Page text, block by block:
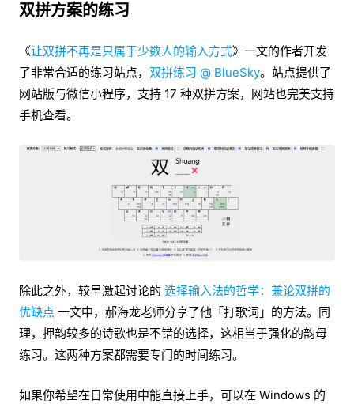
双拼方案的练习
《让双拼不再是只属于少数人的输入方式》一文的作者开发
了非常合适的练习站点， 双拼练习 @ BlueSky。站点提供了
网站版与微信小程序，支持 17 种双拼方案，网站也完美支持
手机查看。
除此之外，较早激起讨论的 选择输入法的哲学：兼论双拼的
优缺点 一文中，郝海龙老师分享了他「打歌词」的方法。同
理，押韵较多的诗歌也是不错的选择，这相当于强化的韵母
练习。这两种方案都需要专门的时间练习。
如果你希望在日常使用中能直接上手，可以在 Windows 的